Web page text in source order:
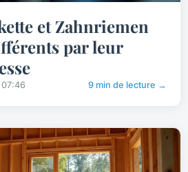
et Zahnriemen
par leur
9 min de lecture →